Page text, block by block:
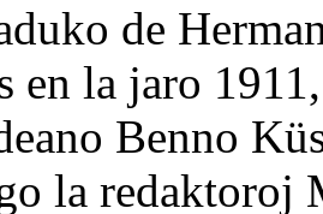
de
en la jaro
Benno
la redaktoroj